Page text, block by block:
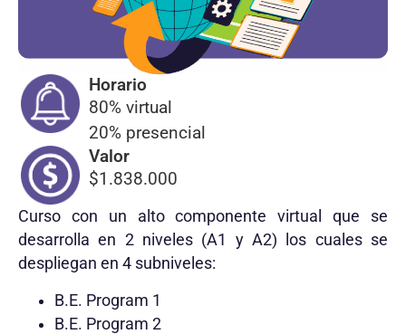
Horario
80% virtual
20% presencial
Valor
$1.838.000
Curso con un alto componente virtual que se
desarrolla en 2 niveles (A1 y A2) los cuales se
despliegan en 4 subniveles:
B.E. Program 1
B.E. Program 2